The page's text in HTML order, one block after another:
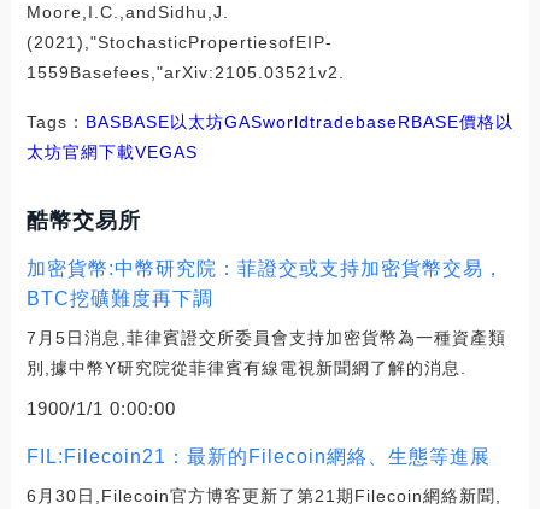
Moore,I.C.,andSidhu,J.
(2021),"StochasticPropertiesofEIP-
1559Basefees,"arXiv:2105.03521v2.
Tags： BASBASE以太坊GASworldtradebaseRBASE價格以
太坊官網下載VEGAS
酷幣交易所
加密貨幣:中幣研究院：菲證交或支持加密貨幣交易，
BTC挖礦難度再下調
7月5日消息,菲律賓證交所委員會支持加密貨幣為一種資產類
別,據中幣Y研究院從菲律賓有線電視新聞網了解的消息.
1900/1/1 0:00:00
FIL:Filecoin21：最新的Filecoin網絡、生態等進展
6月30日,Filecoin官方博客更新了第21期Filecoin網絡新聞,